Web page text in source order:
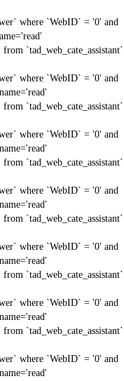
where `WebID` = '0' and
`tad_web_cate_assistant`
where `WebID` = '0' and
`tad_web_cate_assistant`
where `WebID` = '0' and
`tad_web_cate_assistant`
where `WebID` = '0' and
`tad_web_cate_assistant`
where `WebID` = '0' and
`tad_web_cate_assistant`
where `WebID` = '0' and
`tad_web_cate_assistant`
where `WebID` = '0' and